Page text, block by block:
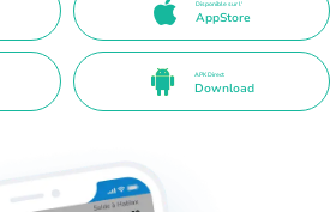
Disponible sur l'
AppStore
APK Direct
Download